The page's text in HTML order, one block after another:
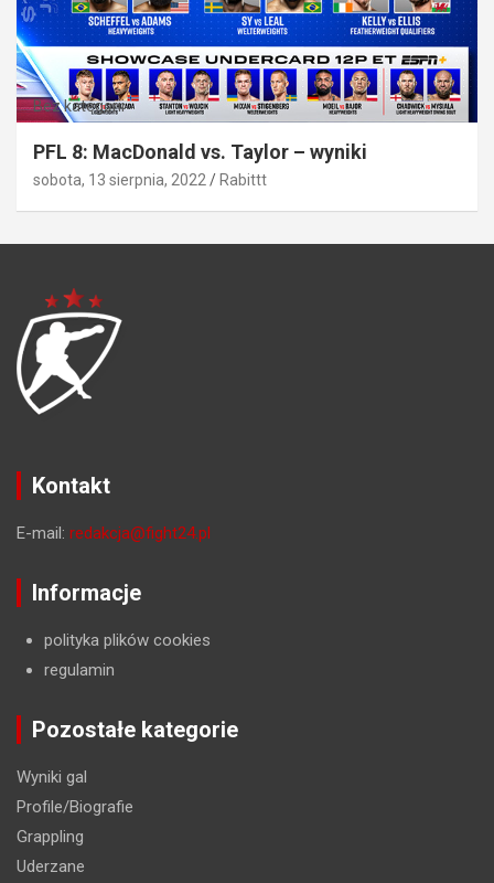
Bez kategorii
PFL 8: MacDonald vs. Taylor – wyniki
sobota, 13 sierpnia, 2022 Rabittt
Kontakt
E-mail: redakcja@fight24.pl
Informacje
polityka plików cookies
regulamin
Pozostałe kategorie
Wyniki gal
Profile/Biografie
Grappling
Uderzane